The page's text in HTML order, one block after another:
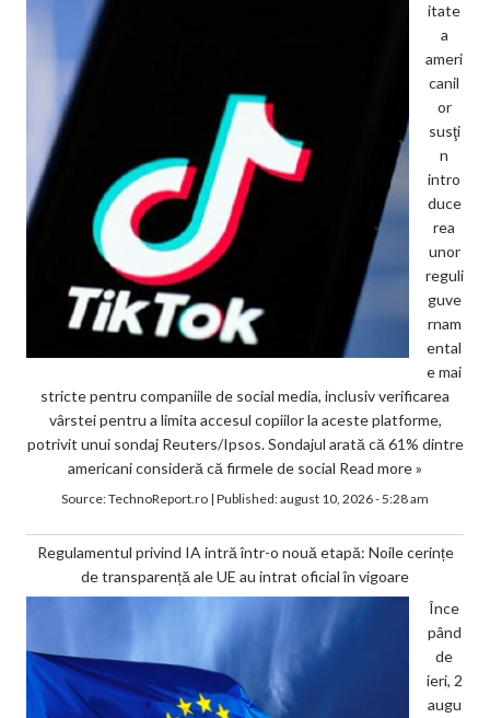
itate
a
ameri
canil
or
susţi
n
intro
duce
rea
unor
reguli
guve
rnam
ental
e mai
stricte pentru companiile de social media, inclusiv verificarea
vârstei pentru a limita accesul copiilor la aceste platforme,
potrivit unui sondaj Reuters/Ipsos. Sondajul arată că 61% dintre
americani consideră că firmele de social Read more »
Source:TechnoReport.ro | Published:august 10, 2026 - 5:28 am
Regulamentul privind IA intră într-o nouă etapă: Noile cerințe
de transparență ale UE au intrat oficial în vigoare
Înce
pând
de
ieri, 2
augu